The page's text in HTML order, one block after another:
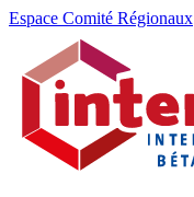
Aller
Aller
contenu
Espace Comité Régionaux